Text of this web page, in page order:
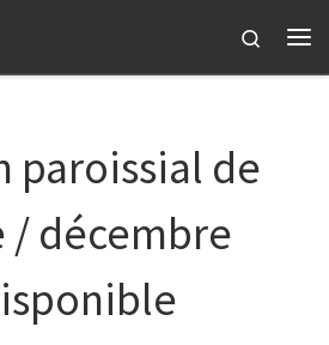
Search
paroissial de
/ décembre